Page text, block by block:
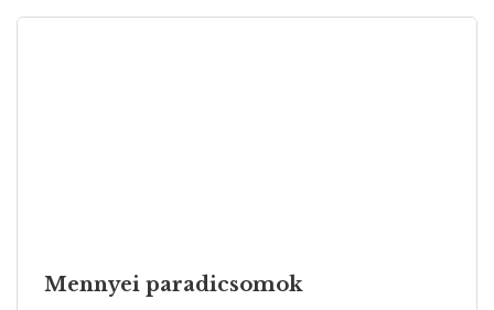
Mennyei paradicsomok